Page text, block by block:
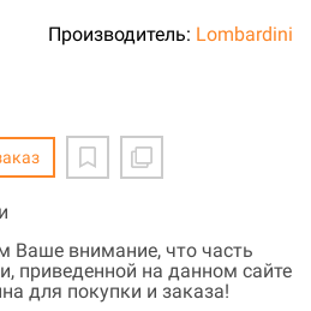
Производитель: Lombardini
Ваше внимание, что часть
приведенной на данном сайте
для покупки и заказа!